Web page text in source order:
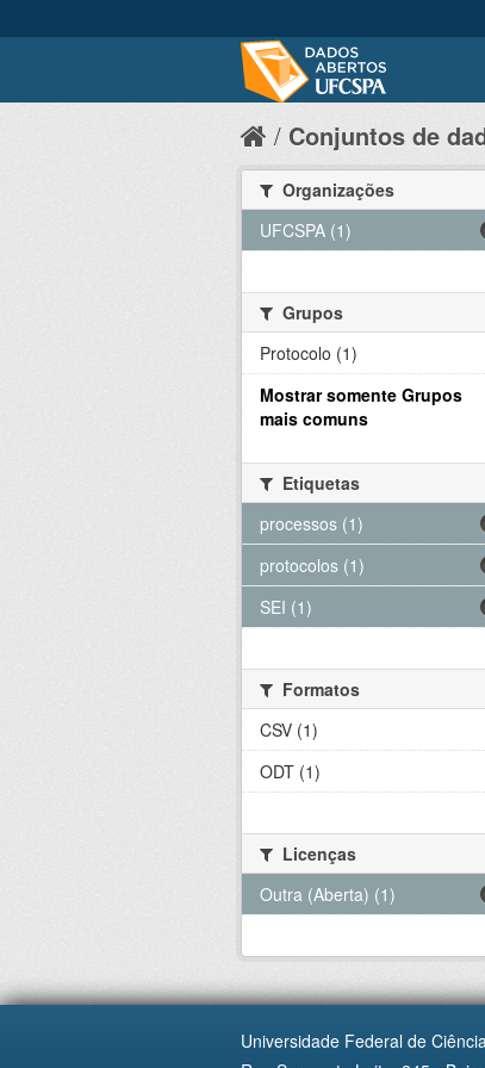
Conjuntos de
Organizações
UFCSPA (1)
Grupos
Protocolo (1)
Mostrar somente Grupos
mais comuns
Etiquetas
processos (1)
protocolos (1)
SEI (1)
Formatos
CSV (1)
ODT (1)
Licenças
Outra (Aberta) (1)
Universidade Federal de